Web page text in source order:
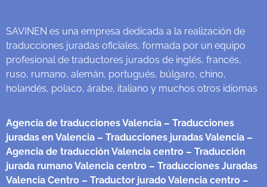
SAVINEN es una empresa dedicada a la realización de
traducciones juradas oficiales, formada por un equipo
profesional de traductores jurados de inglés, francés,
ruso, rumano, alemán, portugués, búlgaro, chino,
holandés, polaco, árabe, italiano y muchos otros idiomas
Agencia de traducciones Valencia – Traducciones
juradas en Valencia – Traducciones juradas Valencia –
Agencia de traducción Valencia centro – Traducción
jurada rumano Valencia centro – Traducciones Juradas
Valencia Centro – Traductor jurado Valencia centro –